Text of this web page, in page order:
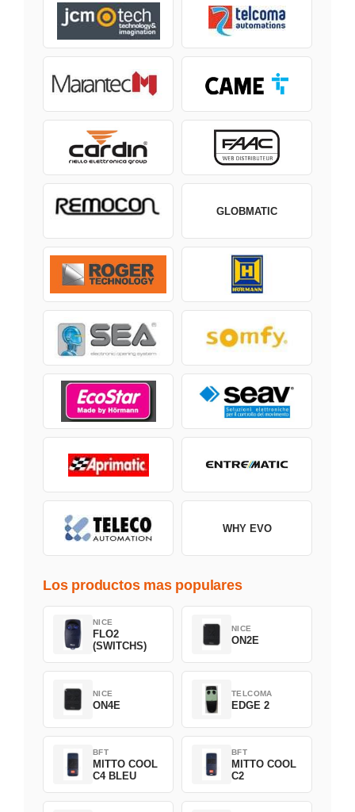
GLOBMATIC
WHY EVO
Los productos mas populares
NICE
FLO2
(SWITCHS)
NICE
ON2E
NICE
ON4E
TELCOMA
EDGE 2
BFT
MITTO COOL
C4 BLEU
BFT
MITTO COOL
C2